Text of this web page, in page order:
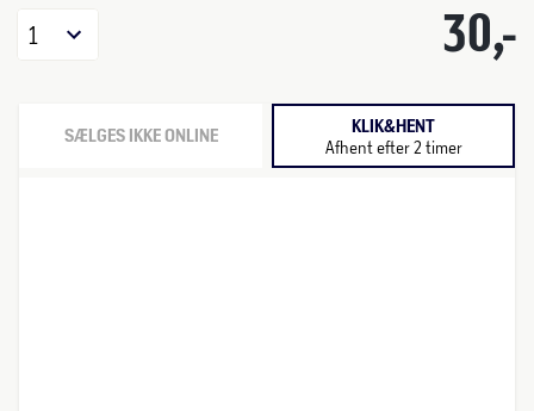
30,-
1
SÆLGES IKKE ONLINE KLIK&HENT
Afhent efter 2 timer